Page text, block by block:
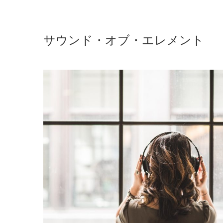
サウンド・オブ・エレメント